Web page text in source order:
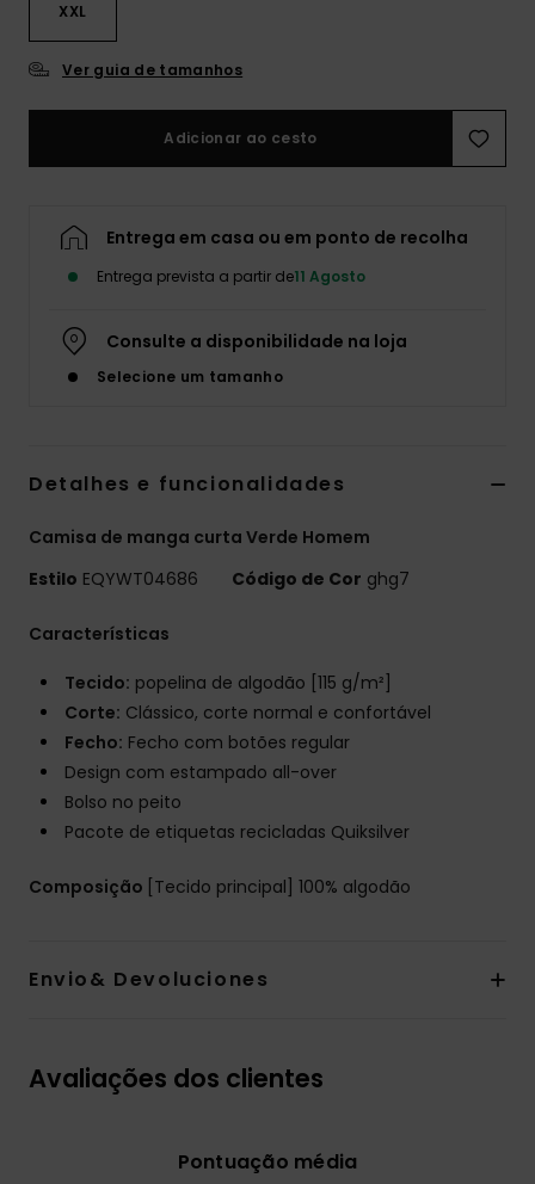
XXL
Ver guia de tamanhos
Adicionar ao cesto
Entrega em casa ou em ponto de recolha
Entrega prevista a partir de11 Agosto
Consulte a disponibilidade na loja
Selecione um tamanho
Detalhes e funcionalidades
Camisa de manga curta Verde Homem
Estilo EQYWT04686 Código de Cor ghg7
Características
Tecido: popelina de algodão [115 g/m²]
Corte: Clássico, corte normal e confortável
Fecho: Fecho com botões regular
Design com estampado all-over
Bolso no peito
Pacote de etiquetas recicladas Quiksilver
Composição [Tecido principal] 100% algodão
Envio& Devoluciones
Avaliações dos clientes
Pontuação média